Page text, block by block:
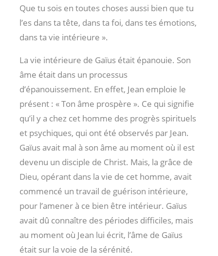
Que tu sois en toutes choses aussi bien que tu
l’es dans ta tête, dans ta foi, dans tes émotions,
dans ta vie intérieure ».
La vie intérieure de Gaïus était épanouie. Son
âme était dans un processus
d’épanouissement. En effet, Jean emploie le
présent : « Ton âme prospère ». Ce qui signifie
qu’il y a chez cet homme des progrès spirituels
et psychiques, qui ont été observés par Jean.
Gaïus avait mal à son âme au moment où il est
devenu un disciple de Christ. Mais, la grâce de
Dieu, opérant dans la vie de cet homme, avait
commencé un travail de guérison intérieure,
pour l’amener à ce bien être intérieur. Gaïus
avait dû connaître des périodes difficiles, mais
au moment où Jean lui écrit, l’âme de Gaïus
était sur la voie de la sérénité.